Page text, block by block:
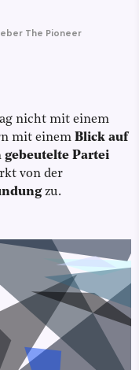
nicht mit einem
mit einem Blick auf
gebeutelte Partei
von der
zu.
The Pioneer